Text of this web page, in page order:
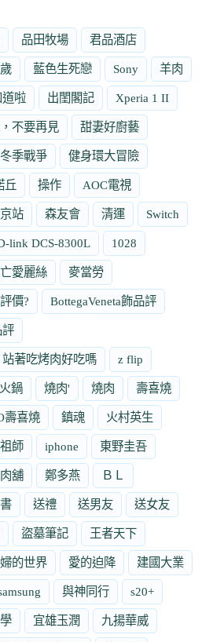
品田牧場 君品酒店
藍色生死戀 Sony 羊肉
啦 出閨閣記 Xperia 1 II
不要再見 甜妻好廚藝
冬季戰爭 健身環大冒險
丘 操作 AOC電視
站 森友會 清運 Switch
link DCS-8300L 1028
愛麗絲 麥當勞
價? BottegaVeneta飾品評
評
著吃烤肉好吃嗎 z flip
火鍋 燒肉' 燒肉 壽喜燒
壽喜燒 鎮魂 火村英生
師 iphone 東野圭吾
舖 鄭多燕 ＢＬ
送禮 送男友 送女友
盜墓筆記 王者天下
的世界 愛的迫降 建國大業
與神同行 s20+
宜雄玉潤 九揚華威